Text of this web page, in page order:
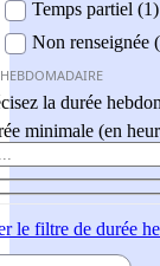
Temps partiel (1)
Non renseignée
la durée
minimale (en
le filtre de durée